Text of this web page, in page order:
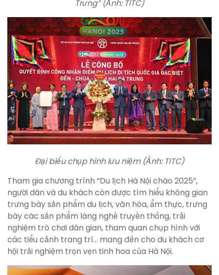
Trưng” (Ảnh: TITC)
Đại biểu chụp hình lưu niệm (Ảnh: TITC)
Tham gia chương trình “Du lịch Hà Nội chào 2025”,
người dân và du khách còn được tìm hiểu không gian
trưng bày sản phẩm du lịch, văn hóa, ẩm thực, trưng
bày các sản phẩm làng nghề truyền thống, trải
nghiệm trò chơi dân gian, tham quan chụp hình với
các tiểu cảnh trang trí… mang đến cho du khách cơ
hội trải nghiệm trọn vẹn tinh hoa của Hà Nội.